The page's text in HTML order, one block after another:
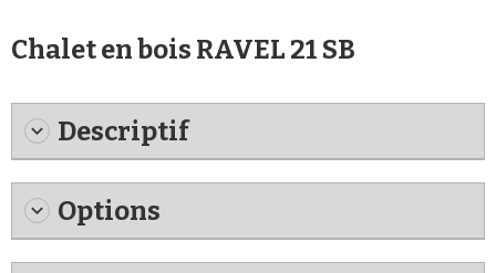
Chalet en bois RAVEL 21 SB
Descriptif
Options